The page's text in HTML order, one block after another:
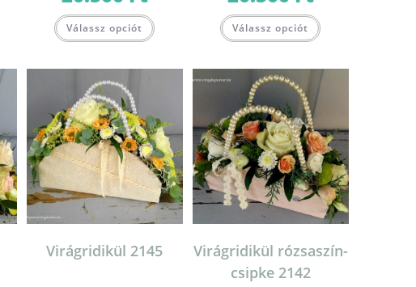
Válassz opciót Válassz opciót
Virágridikül 2145
Virágridikül rózsaszín-
csipke 2142